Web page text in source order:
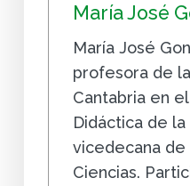
María José
María José
profesora de
Cantabria en
Didáctica de
vicedecana de
Ciencias.